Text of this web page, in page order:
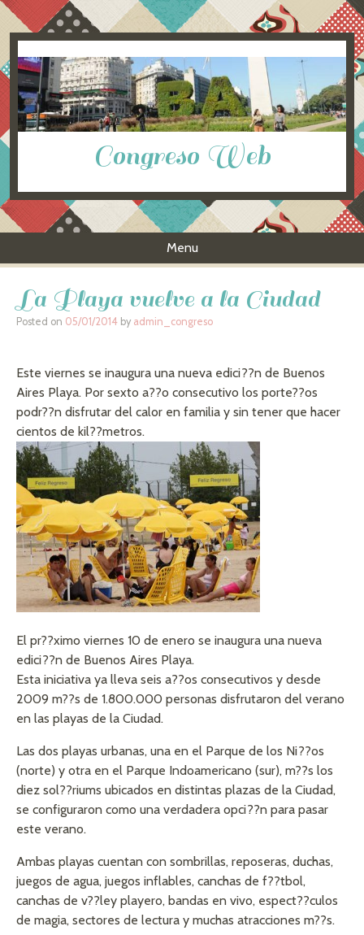
Congreso Web
Menu
La Playa vuelve a la Ciudad
Posted on 05/01/2014 by admin_congreso
Este viernes se inaugura una nueva edici??n de Buenos
Aires Playa. Por sexto a??o consecutivo los porte??os
podr??n disfrutar del calor en familia y sin tener que hacer
cientos de kil??metros.
El pr??ximo viernes 10 de enero se inaugura una nueva
edici??n de Buenos Aires Playa.
Esta iniciativa ya lleva seis a??os consecutivos y desde
2009 m??s de 1.800.000 personas disfrutaron del verano
en las playas de la Ciudad.
Las dos playas urbanas, una en el Parque de los Ni??os
(norte) y otra en el Parque Indoamericano (sur), m??s los
diez sol??riums ubicados en distintas plazas de la Ciudad,
se configuraron como una verdadera opci??n para pasar
este verano.
Ambas playas cuentan con sombrillas, reposeras, duchas,
juegos de agua, juegos inflables, canchas de f??tbol,
canchas de v??ley playero, bandas en vivo, espect??culos
de magia, sectores de lectura y muchas atracciones m??s.